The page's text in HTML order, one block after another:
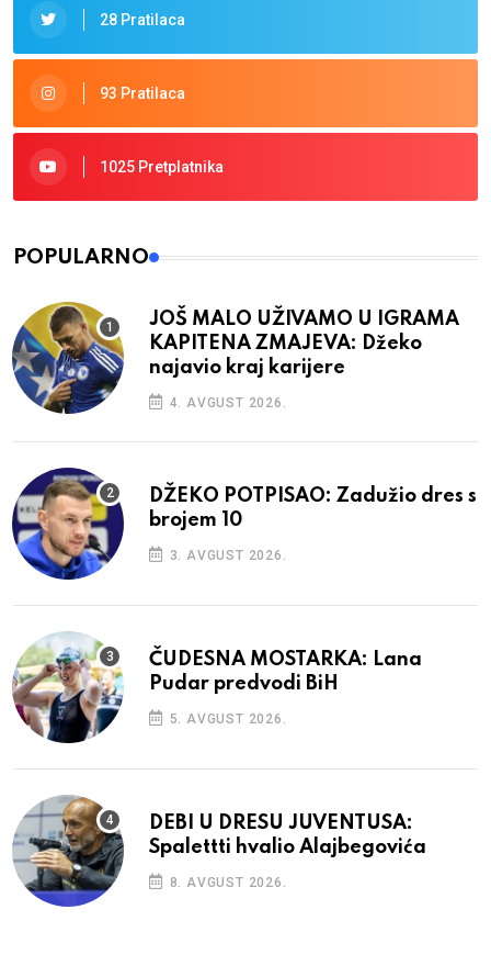
28 Pratilaca
93 Pratilaca
1025 Pretplatnika
POPULARNO
JOŠ MALO UŽIVAMO U IGRAMA
KAPITENA ZMAJEVA: Džeko
najavio kraj karijere
4. AVGUST 2026.
DŽEKO POTPISAO: Zadužio dres s
brojem 10
3. AVGUST 2026.
ČUDESNA MOSTARKA: Lana
Pudar predvodi BiH
5. AVGUST 2026.
DEBI U DRESU JUVENTUSA:
Spalettti hvalio Alajbegovića
8. AVGUST 2026.